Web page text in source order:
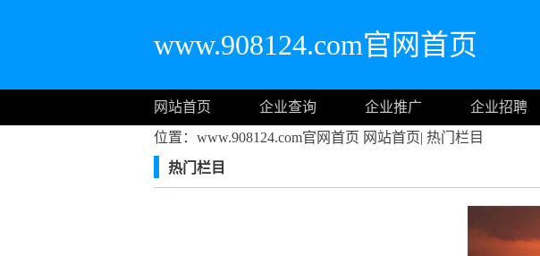
www.908124.com官网首页
网站首页 企业查询 企业推广 企业招聘
位置：www.908124.com官网首页 网站首页| 热门栏目
热门栏目